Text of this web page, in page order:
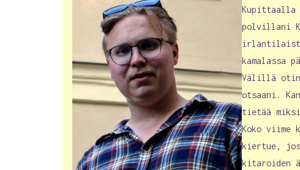
Kupittaalla
polvillani
irlantilaista
kamalassa
Välillä otin
otsaani.
tietää
Koko
kiertue,
kitaroiden